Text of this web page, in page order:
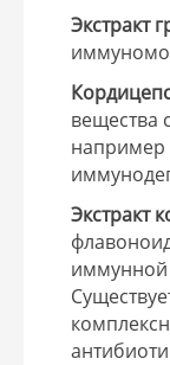
Экстракт
вещества
например
Экстракт
иммунной